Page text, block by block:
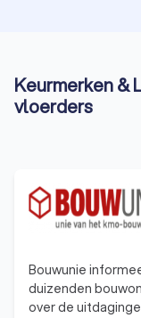
Keurmerken &
vloerders
Bouwunie
duizenden
over de